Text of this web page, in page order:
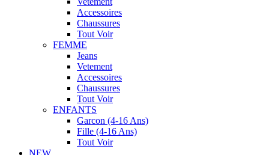
Accessoires
Chaussures
Tout Voir
FEMME
Jeans
Vetement
Accessoires
Chaussures
Tout Voir
ENFANTS
Garcon (4-16 Ans)
Fille (4-16 Ans)
Tout Voir
NEW